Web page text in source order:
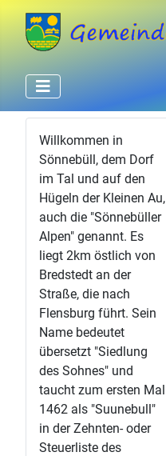
Willkommen in
Sönnebüll, dem Dorf
im Tal und auf den
Hügeln der Kleinen Au,
auch die "Sönnebüller
Alpen" genannt. Es
liegt 2km östlich von
Bredstedt an der
Straße, die nach
Flensburg führt. Sein
Name bedeutet
übersetzt "Siedlung
des Sohnes" und
taucht zum ersten Mal
1462 als "Suunebull"
in der Zehnten- oder
Steuerliste des